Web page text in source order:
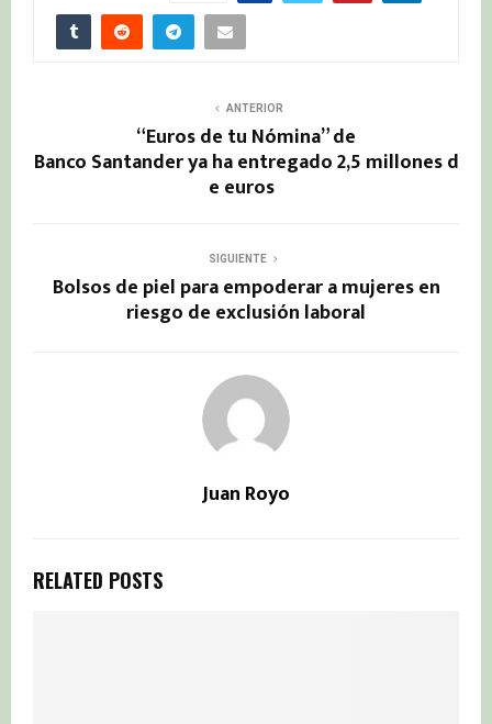
ANTERIOR
“Euros de tu Nómina” de
Banco Santander ya ha entregado 2,5 millones d
e euros
SIGUIENTE
Bolsos de piel para empoderar a mujeres en
riesgo de exclusión laboral
Juan Royo
RELATED POSTS